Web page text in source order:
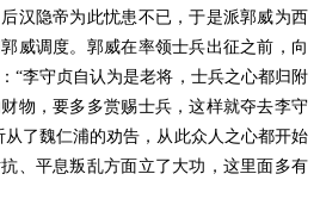
汉隐帝为此忧患不已，于是派郭威为西
威调度。郭威在率领士兵出征之前，向
“李守贞自认为是老将，士兵之心都归附
物，要多多赏赐士兵，这样就夺去李守
从了魏仁浦的劝告，从此众人之心都开始
、平息叛乱方面立了大功，这里面多有